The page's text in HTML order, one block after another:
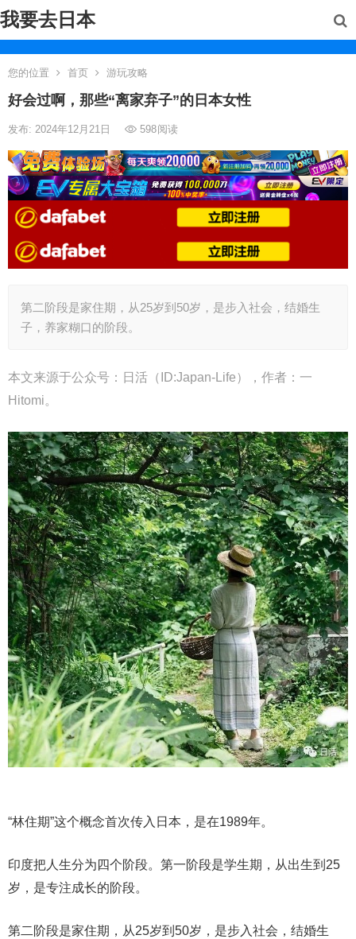
我要去日本
您的位置 首页 游玩攻略
好会过啊，那些“离家弃子”的日本女性
发布: 2024年12月21日 598阅读
第二阶段是家住期，从25岁到50岁，是步入社会，结婚生
子，养家糊口的阶段。
本文来源于公众号：日活（ID:Japan-Life），作者：一
Hitomi。
“林住期”这个概念首次传入日本，是在1989年。
印度把人生分为四个阶段。第一阶段是学生期，从出生到25
岁，是专注成长的阶段。
第二阶段是家住期，从25岁到50岁，是步入社会，结婚生